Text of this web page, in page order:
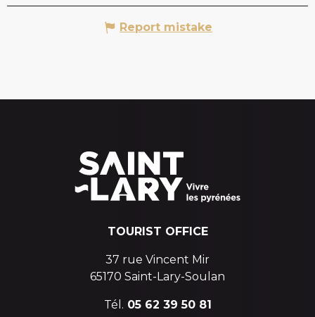
Report mistake
TOURIST OFFICE
37 rue Vincent Mir
65170 Saint-Lary-Soulan
Tél. 05 62 39 50 81